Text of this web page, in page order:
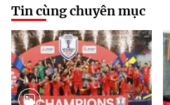
Tin cùng chuyên mục